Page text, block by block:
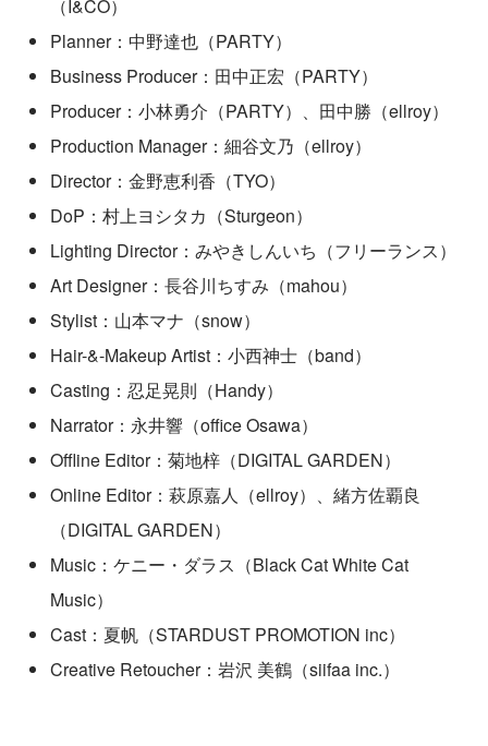
（I&CO）
Planner：中野達也（PARTY）
Business Producer：田中正宏（PARTY）
Producer：小林勇介（PARTY）、田中勝（ellroy）
Production Manager：細谷文乃（ellroy）
Director：金野恵利香（TYO）
DoP：村上ヨシタカ（Sturgeon）
Lighting Director：みやきしんいち（フリーランス）
Art Designer：長谷川ちすみ（mahou）
Stylist：山本マナ（snow）
Hair-&-Makeup Artist：小西神士（band）
Casting：忍足晃則（Handy）
Narrator：永井響（office Osawa）
Offline Editor：菊地梓（DIGITAL GARDEN）
Online Editor：萩原嘉人（ellroy）、緒方佐覇良
（DIGITAL GARDEN）
Music：ケニー・ダラス（Black Cat White Cat
Music）
Cast：夏帆（STARDUST PROMOTION inc）
Creative Retoucher：岩沢 美鶴（siifaa inc.）